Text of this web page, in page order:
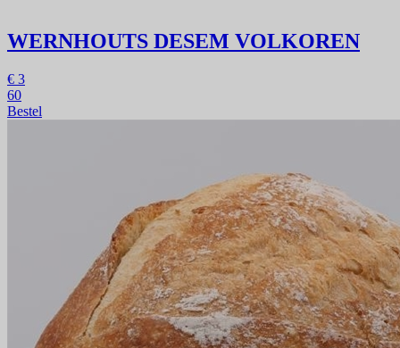
WERNHOUTS DESEM VOLKOREN
€ 3
60
Bestel